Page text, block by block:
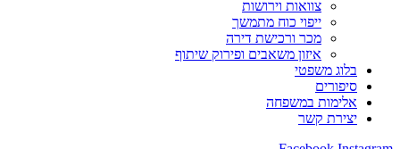
צוואות וירושות
ייפוי כוח מתמשך
מכר ורכישת דירה
איזון משאבים ופירוק שיתוף
בלוג משפטי
סיפורים
אלימות במשפחה
יצירת קשר